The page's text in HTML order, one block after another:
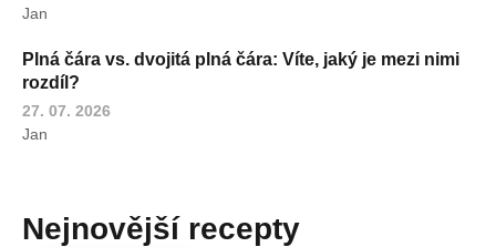
Jan
Plná čára vs. dvojitá plná čára: Víte, jaký je mezi nimi
rozdíl?
27. 07. 2026
Jan
Nejnovější recepty